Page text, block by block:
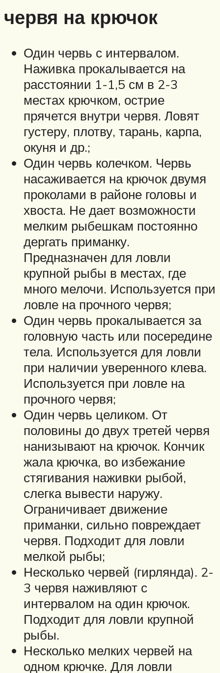
червя на крючок
Один червь с интервалом.
Наживка прокалывается на
расстоянии 1-1,5 см в 2-3
местах крючком, острие
прячется внутри червя. Ловят
густеру, плотву, тарань, карпа,
окуня и др.;
Один червь колечком. Червь
насаживается на крючок двумя
проколами в районе головы и
хвоста. Не дает возможности
мелким рыбешкам постоянно
дергать приманку.
Предназначен для ловли
крупной рыбы в местах, где
много мелочи. Используется при
ловле на прочного червя;
Один червь прокалывается за
головную часть или посередине
тела. Используется для ловли
при наличии уверенного клева.
Используется при ловле на
прочного червя;
Один червь целиком. От
половины до двух третей червя
нанизывают на крючок. Кончик
жала крючка, во избежание
стягивания наживки рыбой,
слегка вывести наружу.
Ограничивает движение
приманки, сильно повреждает
червя. Подходит для ловли
мелкой рыбы;
Несколько червей (гирлянда). 2-
3 червя наживляют с
интервалом на один крючок.
Подходит для ловли крупной
рыбы.
Несколько мелких червей на
одном крючке. Для ловли